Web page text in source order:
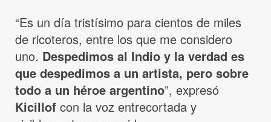
“Es un día tristísimo para cientos de miles
de ricoteros, entre los que me considero
uno. Despedimos al Indio y la verdad es
que despedimos a un artista, pero sobre
todo a un héroe argentino”, expresó
Kicillof con la voz entrecortada y